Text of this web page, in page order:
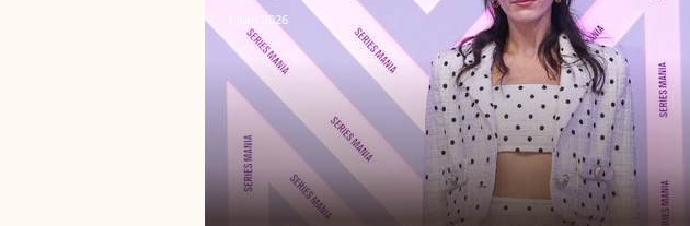
1 juin 2026